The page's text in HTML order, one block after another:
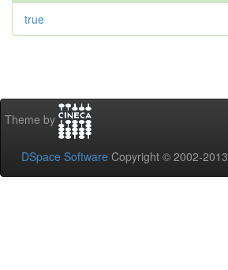
true
Theme by
DSpace Software Copyright © 2002-2013